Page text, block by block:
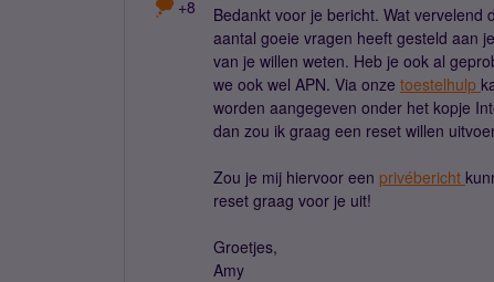
+8 Bedankt voor je bericht. Wat vervelend
aantal goeie vragen heeft gesteld aan
van je willen weten. Heb je ook al
we ook wel APN. Via onze toestelhulp
worden aangegeven onder het kopje
dan zou ik graag een reset willen
Zou je mij hiervoor een privébericht
reset graag voor je uit!
Groetjes,
Amy